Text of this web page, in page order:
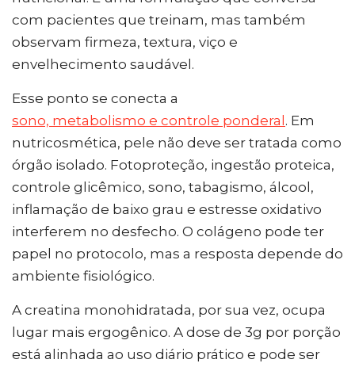
com pacientes que treinam, mas também
observam firmeza, textura, viço e
envelhecimento saudável.
Esse ponto se conecta a
sono, metabolismo e controle ponderal. Em
nutricosmética, pele não deve ser tratada como
órgão isolado. Fotoproteção, ingestão proteica,
controle glicêmico, sono, tabagismo, álcool,
inflamação de baixo grau e estresse oxidativo
interferem no desfecho. O colágeno pode ter
papel no protocolo, mas a resposta depende do
ambiente fisiológico.
A creatina monohidratada, por sua vez, ocupa
lugar mais ergogênico. A dose de 3g por porção
está alinhada ao uso diário prático e pode ser